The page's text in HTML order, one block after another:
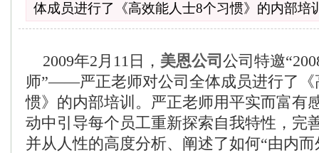
体成员进行了《高效能人士8个习惯》的内部培
2009年2月11日， 美恩公司 公司特邀
师”——严正老师对公司全体成员进行了《
惯》的内部培训。严正老师用平实而富有
动中引导每个员工重新探索自我特性，完
并从人性的高度分析、阐述了如何“由内